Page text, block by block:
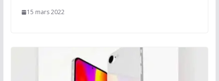
15 mars 2022